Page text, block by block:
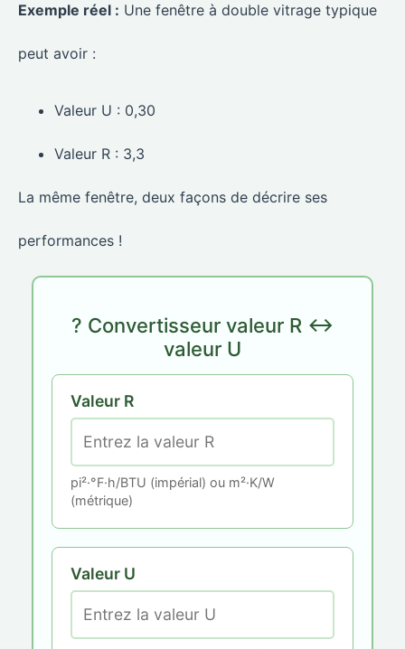
Exemple réel : Une fenêtre à double vitrage typique
peut avoir :
Valeur U : 0,30
Valeur R : 3,3
La même fenêtre, deux façons de décrire ses
performances !
? Convertisseur valeur R ↔
valeur U
Valeur R
pi²·°F·h/BTU (impérial) ou m²·K/W
(métrique)
Valeur U